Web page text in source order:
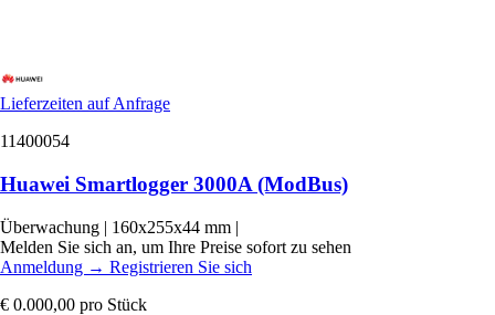
Lieferzeiten auf Anfrage
11400054
Huawei Smartlogger 3000A (ModBus)
Überwachung | 160x255x44 mm |
Melden Sie sich an, um Ihre Preise sofort zu sehen
Anmeldung → Registrieren Sie sich
€ 0.000,00 pro Stück